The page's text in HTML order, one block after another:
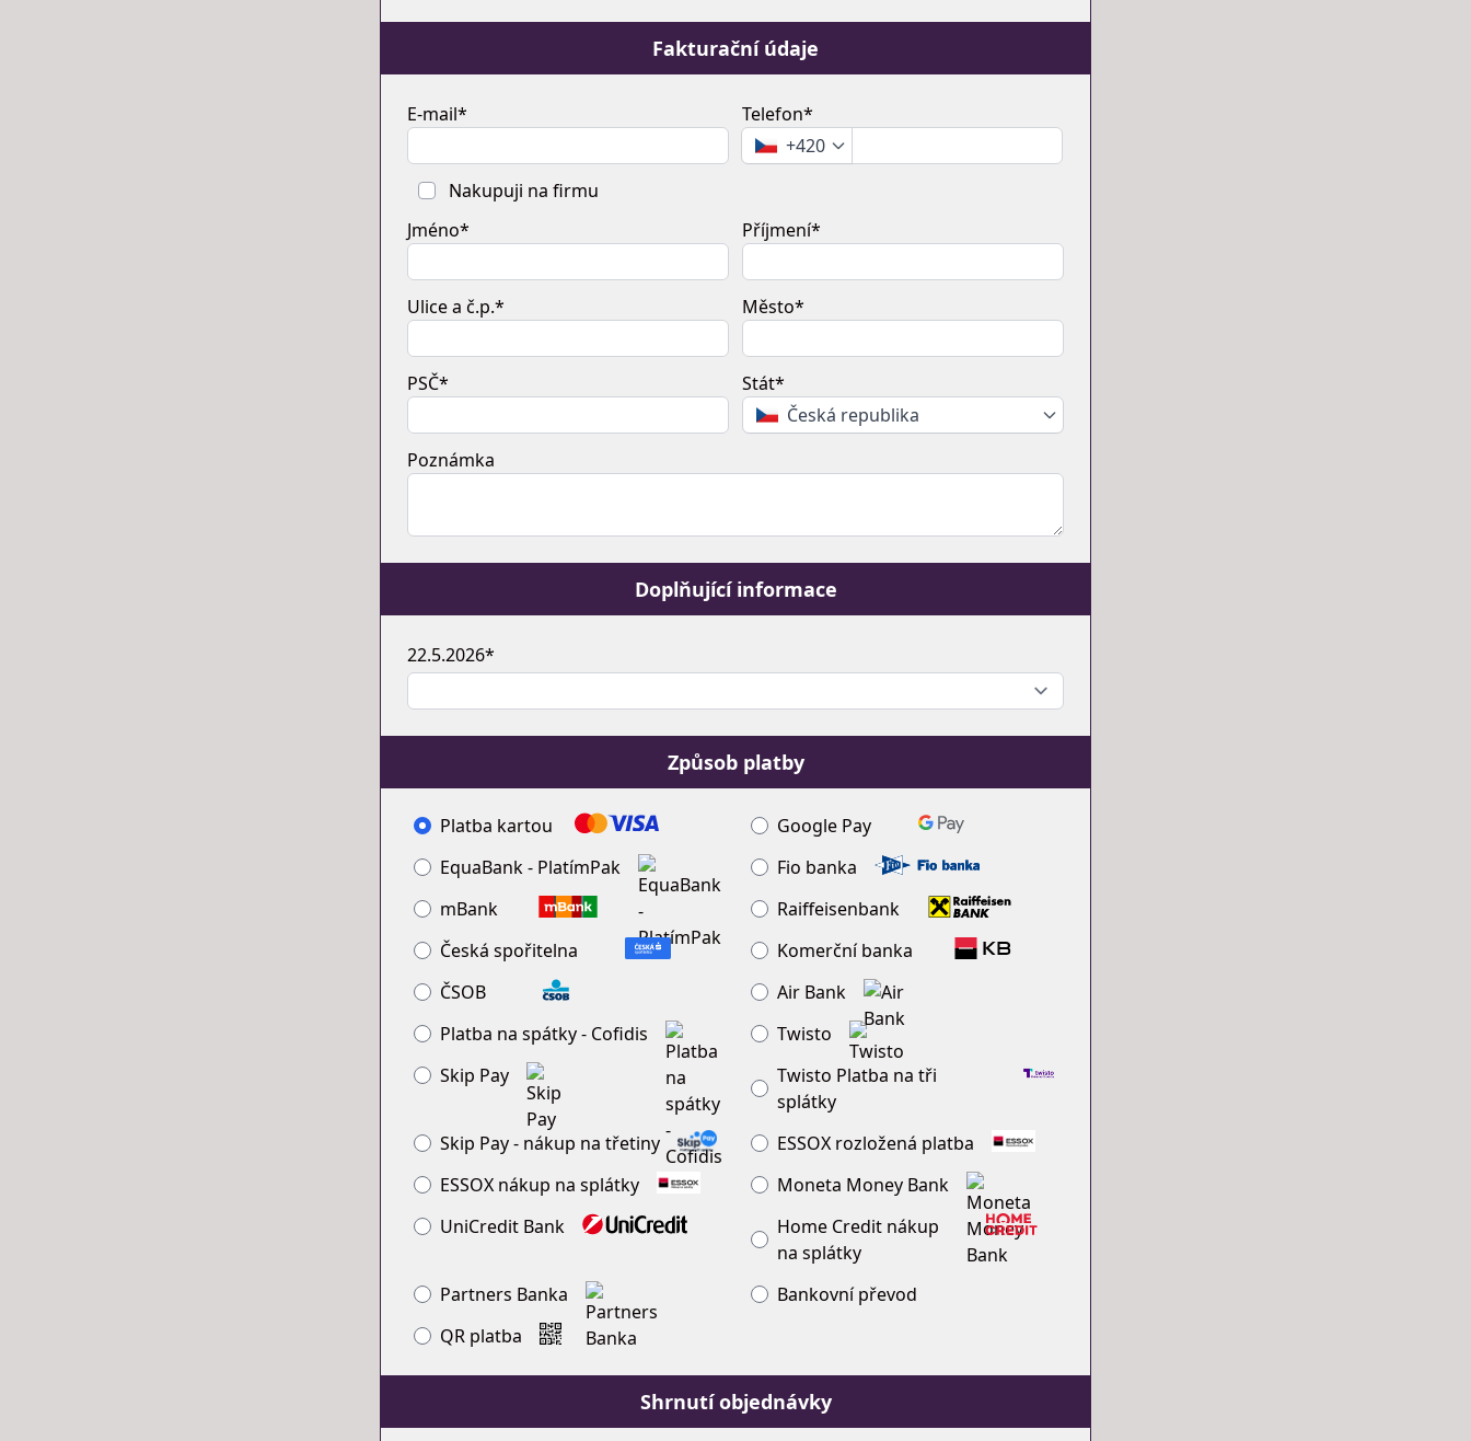
Fakturační údaje
E-mail*
Telefon*
+420
Nakupuji na firmu
Jméno*
Příjmení*
Ulice a č.p.* Město*
PSČ*
Stát*
Česká republika
Poznámka
Doplňující informace
22.5.2026*
Způsob platby
Platba kartou
Google Pay
EquaBank - PlatímPak
Fio banka
mBank
Raiffeisenbank
Česká spořitelna
Komerční banka
ČSOB
Air Bank
Platba na spátky - Cofidis
Twisto
Skip Pay
Twisto Platba na tři
splátky
Skip Pay - nákup na třetiny
ESSOX rozložená platba
ESSOX nákup na splátky
Moneta Money Bank
UniCredit Bank
Home Credit nákup
na splátky
Partners Banka
Bankovní převod
QR platba
Shrnutí objednávky